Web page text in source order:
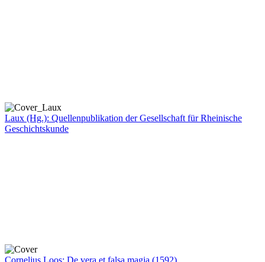
Laux (Hg.): Quellenpublikation der Gesellschaft für Rheinische
Geschichtskunde
Cornelius Loos: De vera et falsa magia (1592)